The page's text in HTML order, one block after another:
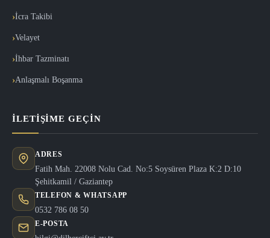
İcra Takibi
Velayet
İhbar Tazminatı
Anlaşmalı Boşanma
İLETIŞIME GEÇIN
ADRES
Fatih Mah. 22008 Nolu Cad. No:5 Soysüren Plaza K:2 D:10
Şehitkamil / Gaziantep
TELEFON & WHATSAPP
0532 786 08 50
E-POSTA